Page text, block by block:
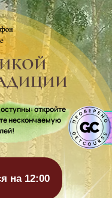
откройте
нескончаемую
на 12:00